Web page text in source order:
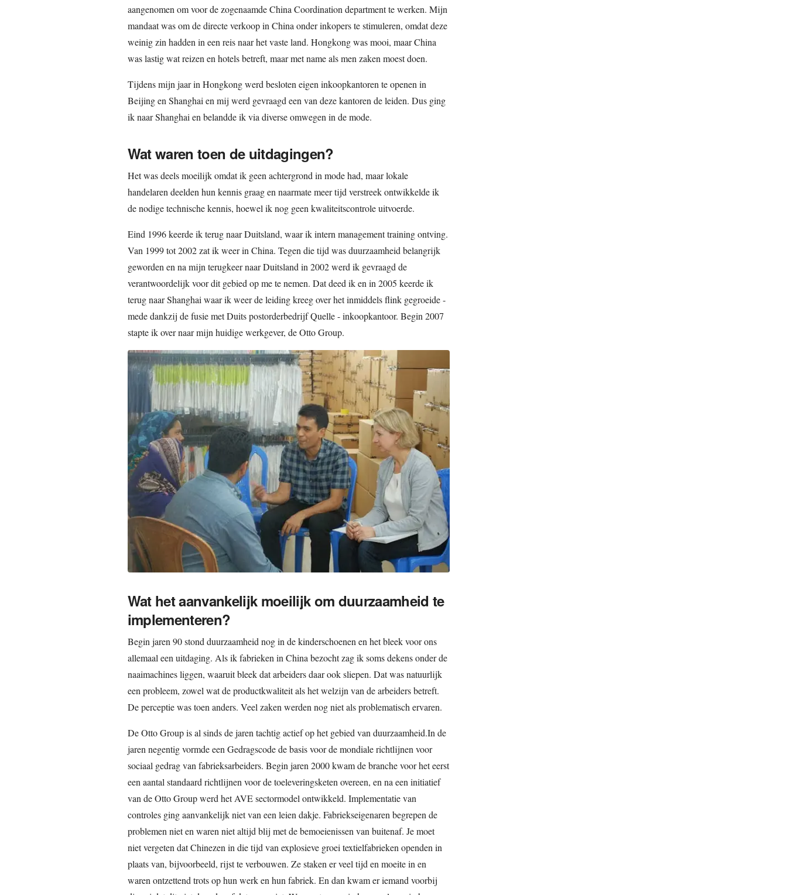
aangenomen om voor de zogenaamde China Coordination department te werken. Mijn
mandaat was om de directe verkoop in China onder inkopers te stimuleren, omdat deze
weinig zin hadden in een reis naar het vaste land. Hongkong was mooi, maar China
was lastig wat reizen en hotels betreft, maar met name als men zaken moest doen.
Tijdens mijn jaar in Hongkong werd besloten eigen inkoopkantoren te openen in
Beijing en Shanghai en mij werd gevraagd een van deze kantoren de leiden. Dus ging
ik naar Shanghai en belandde ik via diverse omwegen in de mode.
Wat waren toen de uitdagingen?
Het was deels moeilijk omdat ik geen achtergrond in mode had, maar lokale
handelaren deelden hun kennis graag en naarmate meer tijd verstreek ontwikkelde ik
de nodige technische kennis, hoewel ik nog geen kwaliteitscontrole uitvoerde.
Eind 1996 keerde ik terug naar Duitsland, waar ik intern management training ontving.
Van 1999 tot 2002 zat ik weer in China. Tegen die tijd was duurzaamheid belangrijk
geworden en na mijn terugkeer naar Duitsland in 2002 werd ik gevraagd de
verantwoordelijk voor dit gebied op me te nemen. Dat deed ik en in 2005 keerde ik
terug naar Shanghai waar ik weer de leiding kreeg over het inmiddels flink gegroeide -
mede dankzij de fusie met Duits postorderbedrijf Quelle - inkoopkantoor. Begin 2007
stapte ik over naar mijn huidige werkgever, de Otto Group.
Wat het aanvankelijk moeilijk om duurzaamheid te
implementeren?
Begin jaren 90 stond duurzaamheid nog in de kinderschoenen en het bleek voor ons
allemaal een uitdaging. Als ik fabrieken in China bezocht zag ik soms dekens onder de
naaimachines liggen, waaruit bleek dat arbeiders daar ook sliepen. Dat was natuurlijk
een probleem, zowel wat de productkwaliteit als het welzijn van de arbeiders betreft.
De perceptie was toen anders. Veel zaken werden nog niet als problematisch ervaren.
De Otto Group is al sinds de jaren tachtig actief op het gebied van duurzaamheid.In de
jaren negentig vormde een Gedragscode de basis voor de mondiale richtlijnen voor
sociaal gedrag van fabrieksarbeiders. Begin jaren 2000 kwam de branche voor het eerst
een aantal standaard richtlijnen voor de toeleveringsketen overeen, en na een initiatief
van de Otto Group werd het AVE sectormodel ontwikkeld. Implementatie van
controles ging aanvankelijk niet van een leien dakje. Fabriekseigenaren begrepen de
problemen niet en waren niet altijd blij met de bemoeienissen van buitenaf. Je moet
niet vergeten dat Chinezen in die tijd van explosieve groei textielfabrieken openden in
plaats van, bijvoorbeeld, rijst te verbouwen. Ze staken er veel tijd en moeite in en
waren ontzettend trots op hun werk en hun fabriek. En dan kwam er iemand voorbij